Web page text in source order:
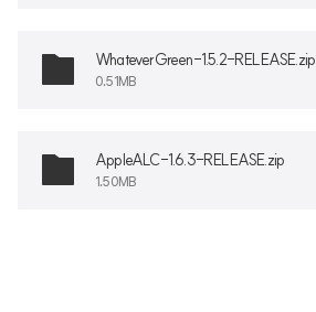
WhateverGreen-1.5.2-RELEASE.zip
0.51MB
AppleALC-1.6.3-RELEASE.zip
1.50MB